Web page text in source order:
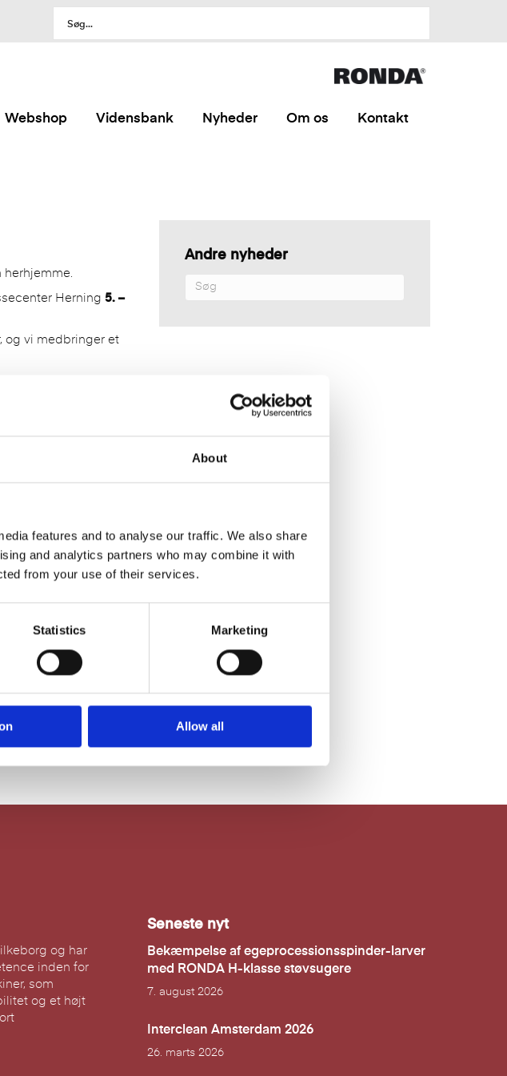
About
features and to analyse our traffic. We also share
and analytics partners who may combine it with
from your use of their services.
Statistics Marketing
Allow all
Webshop Vidensbank Nyheder Om os Kontakt
Herning 5. –
og vi medbringer et
Andre nyheder
og har
inden for
som
og et højt
Seneste nyt
Bekæmpelse af egeprocessionsspinder-larver
med RONDA H-klasse støvsugere
7. august 2026
Interclean Amsterdam 2026
26. marts 2026